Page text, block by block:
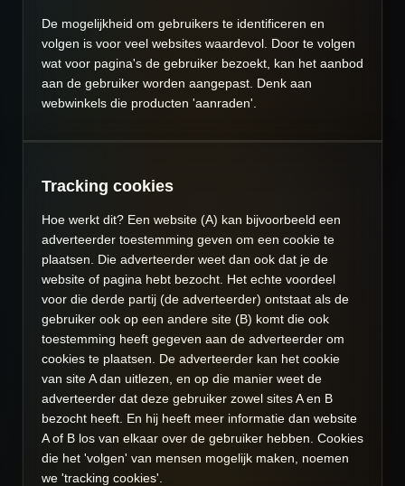
De mogelijkheid om gebruikers te identificeren en
volgen is voor veel websites waardevol. Door te volgen
wat voor pagina's de gebruiker bezoekt, kan het aanbod
aan de gebruiker worden aangepast. Denk aan
webwinkels die producten 'aanraden'.
Tracking cookies
Hoe werkt dit? Een website (A) kan bijvoorbeeld een
adverteerder toestemming geven om een cookie te
plaatsen. Die adverteerder weet dan ook dat je de
website of pagina hebt bezocht. Het echte voordeel
voor die derde partij (de adverteerder) ontstaat als de
gebruiker ook op een andere site (B) komt die ook
toestemming heeft gegeven aan de adverteerder om
cookies te plaatsen. De adverteerder kan het cookie
van site A dan uitlezen, en op die manier weet de
adverteerder dat deze gebruiker zowel sites A en B
bezocht heeft. En hij heeft meer informatie dan website
A of B los van elkaar over de gebruiker hebben. Cookies
die het 'volgen' van mensen mogelijk maken, noemen
we 'tracking cookies'.